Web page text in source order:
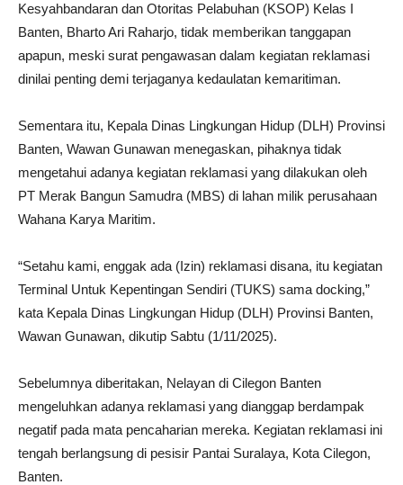
Kesyahbandaran dan Otoritas Pelabuhan (KSOP) Kelas I
Banten, Bharto Ari Raharjo, tidak memberikan tanggapan
apapun, meski surat pengawasan dalam kegiatan reklamasi
dinilai penting demi terjaganya kedaulatan kemaritiman.
Sementara itu, Kepala Dinas Lingkungan Hidup (DLH) Provinsi
Banten, Wawan Gunawan menegaskan, pihaknya tidak
mengetahui adanya kegiatan reklamasi yang dilakukan oleh
PT Merak Bangun Samudra (MBS) di lahan milik perusahaan
Wahana Karya Maritim.
“Setahu kami, enggak ada (Izin) reklamasi disana, itu kegiatan
Terminal Untuk Kepentingan Sendiri (TUKS) sama docking,”
kata Kepala Dinas Lingkungan Hidup (DLH) Provinsi Banten,
Wawan Gunawan, dikutip Sabtu (1/11/2025).
Sebelumnya diberitakan, Nelayan di Cilegon Banten
mengeluhkan adanya reklamasi yang dianggap berdampak
negatif pada mata pencaharian mereka. Kegiatan reklamasi ini
tengah berlangsung di pesisir Pantai Suralaya, Kota Cilegon,
Banten.